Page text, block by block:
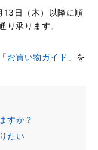
13日（木）以降に順
り承ります。
お買い物ガイド 」を
すか？
たい